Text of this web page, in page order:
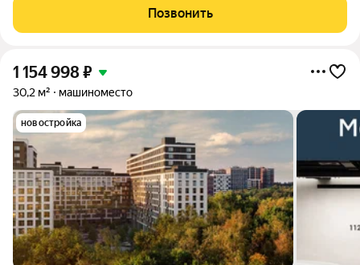
организовать большой шкаф для хранения, либо использовать
дополнительную площадь для парковки
Позвонить
1 154 998₽
30,2 м² машиноместо
новостройка